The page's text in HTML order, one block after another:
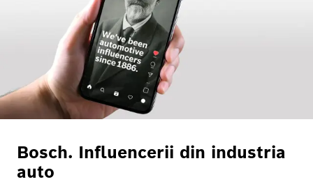
Bosch. Influencerii din industria
auto